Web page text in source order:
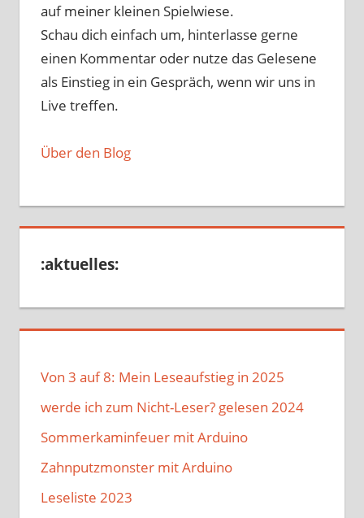
auf meiner kleinen Spielwiese.
Schau dich einfach um, hinterlasse gerne
einen Kommentar oder nutze das Gelesene
als Einstieg in ein Gespräch, wenn wir uns in
Live treffen.
Über den Blog
:aktuelles:
Von 3 auf 8: Mein Leseaufstieg in 2025
werde ich zum Nicht-Leser? gelesen 2024
Sommerkaminfeuer mit Arduino
Zahnputzmonster mit Arduino
Leseliste 2023